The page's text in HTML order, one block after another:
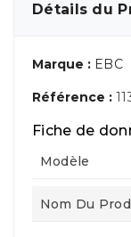
Détails du
Marque : EBC
Référence :
Fiche de
Modèle
Nom Du